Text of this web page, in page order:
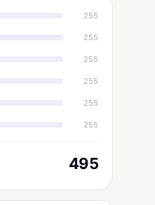
255
255
255
255
255
255
495